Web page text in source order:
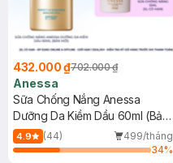
432.000 ₫702.000 ₫
Anessa
Sữa Chống Nắng Anessa
Dưỡng Da Kiềm Dầu 60ml (Bản
Mới)
4.9 (44)
499/tháng
34%